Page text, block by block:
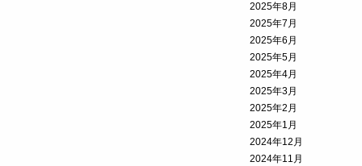
2025年8月
2025年7月
2025年6月
2025年5月
2025年4月
2025年3月
2025年2月
2025年1月
2024年12月
2024年11月